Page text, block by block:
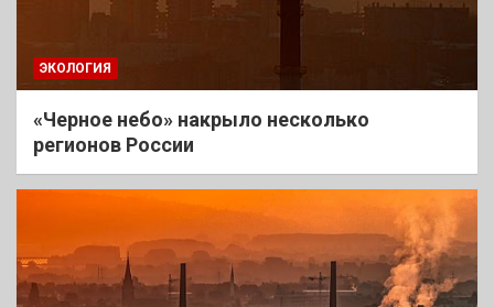
ЭКОЛОГИЯ
«Черное небо» накрыло несколько
регионов России